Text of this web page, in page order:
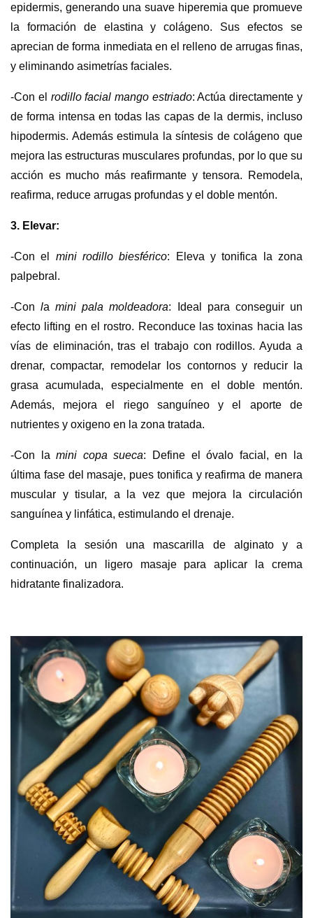
epidermis, generando una suave hiperemia que promueve
la formación de elastina y colágeno. Sus efectos se
aprecian de forma inmediata en el relleno de arrugas finas,
y eliminando asimetrías faciales.
-Con el rodillo facial mango estriado: Actúa directamente y
de forma intensa en todas las capas de la dermis, incluso
hipodermis. Además estimula la síntesis de colágeno que
mejora las estructuras musculares profundas, por lo que su
acción es mucho más reafirmante y tensora. Remodela,
reafirma, reduce arrugas profundas y el doble mentón.
3. Elevar:
-Con el mini rodillo biesférico: Eleva y tonifica la zona
palpebral.
-Conla mini pala moldeadora: Ideal para conseguir un
efecto lifting en el rostro. Reconduce las toxinas hacia las
vías de eliminación, tras el trabajo con rodillos. Ayuda a
drenar, compactar, remodelar los contornos y reducir la
grasa acumulada, especialmente en el doble mentón.
Además, mejora el riego sanguíneo y el aporte de
nutrientes y oxigeno en la zona tratada.
-Con lamini copa sueca: Define el óvalo facial, en la
última fase del masaje, pues tonifica y reafirma de manera
muscular y tisular, a la vez que mejora la circulación
sanguínea y linfática, estimulando el drenaje.
Completa la sesión una mascarilla de alginato y a
continuación, un ligero masaje para aplicar la crema
hidratante finalizadora.